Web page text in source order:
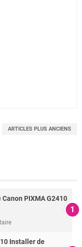
ARTICLES PLUS ANCIENS
PIXMA G2410
Installer de